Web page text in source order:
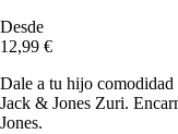
Desde
12,99 €
Dale a tu hijo
Jack & Jones Zuri.
Jones.